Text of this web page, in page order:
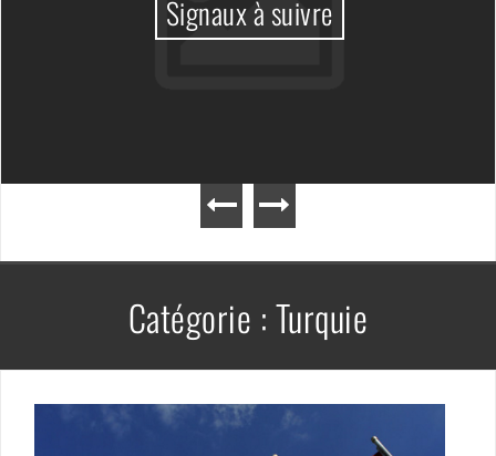
Signaux à suivre
Catégorie :Turquie